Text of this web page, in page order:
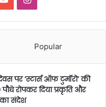
Popular
पर ‘स्टार्स ऑफ टुमॉरो’ की
रोपकर दिया प्रकृति और
संदेश